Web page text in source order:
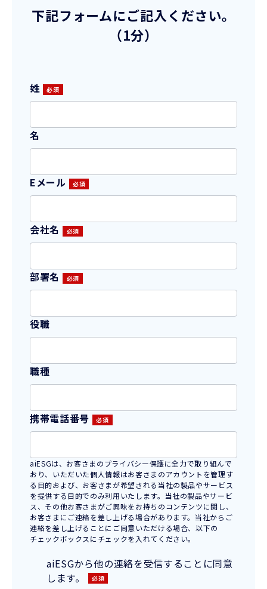
下記フォームにご記入ください。
（1分）
姓
名
Eメール
会社名
部署名
役職
職種
携帯電話番号
aiESGは、お客さまのプライバシー保護に全力で取り組んで
おり、いただいた個人情報はお客さまのアカウントを管理す
る目的および、お客さまが希望される当社の製品やサービス
を提供する目的でのみ利用いたします。当社の製品やサービ
ス、その他お客さまがご興味をお持ちのコンテンツに関し、
お客さまにご連絡を差し上げる場合があります。当社からご
連絡を差し上げることにご同意いただける場合、以下の
チェックボックスにチェックを入れてください。
aiESGから他の連絡を受信することに同意
します。